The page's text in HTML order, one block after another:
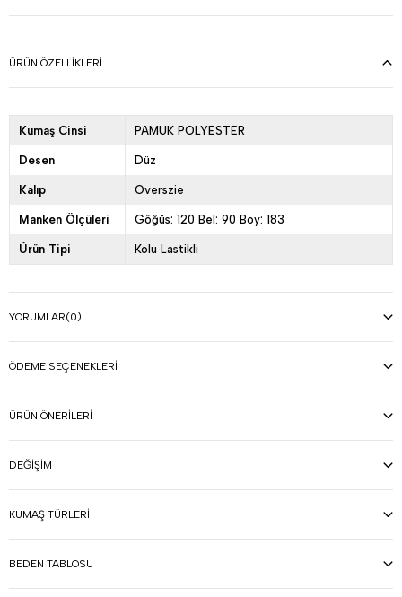
ÜRÜN ÖZELLIKLERI
Kumaş Cinsi PAMUK POLYESTER
Desen Düz
Kalıp Overszie
Manken Ölçüleri Göğüs: 120 Bel: 90 Boy: 183
Ürün Tipi Kolu Lastikli
YORUMLAR(0)
ÖDEME SEÇENEKLERI
ÜRÜN ÖNERILERI
DEĞIŞIM
KUMAŞ TÜRLERI
BEDEN TABLOSU